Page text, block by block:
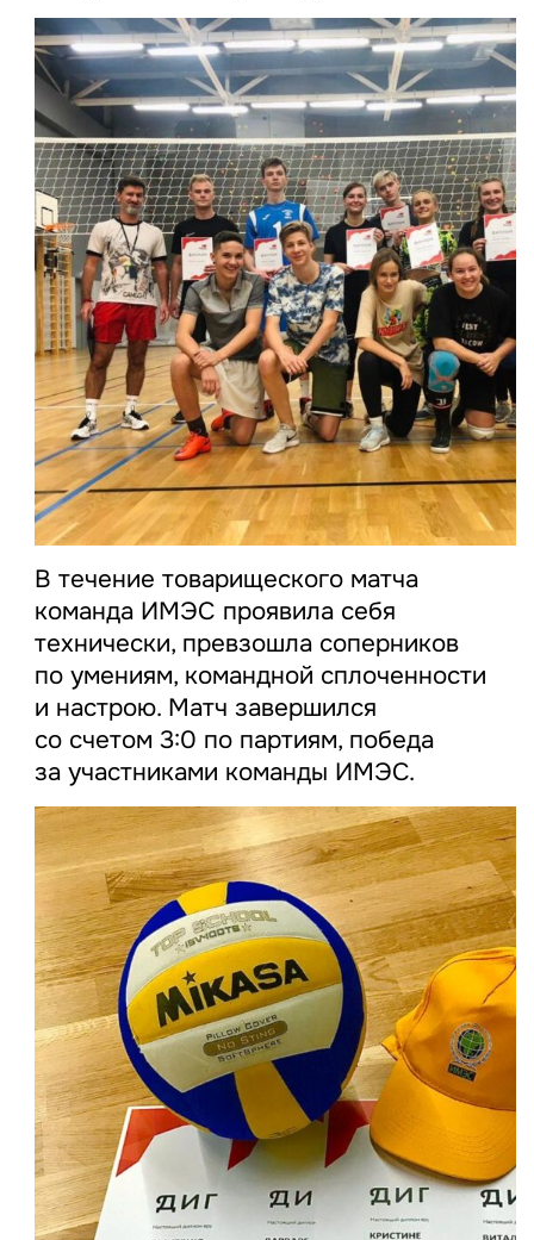
В течение товарищеского матча
команда ИМЭС проявила себя
технически, превзошла соперников
по умениям, командной сплоченности
и настрою. Матч завершился
со счетом 3:0 по партиям, победа
за участниками команды ИМЭС.